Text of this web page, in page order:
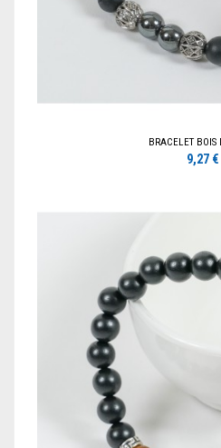
BRACELET BOIS
9,27 €